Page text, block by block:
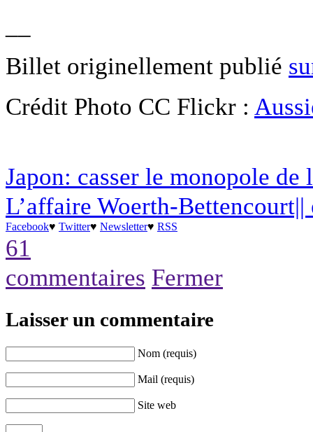
Billet originellement publié
Crédit Photo CC Flickr :
Japon: casser le monopole
L’affaire Woerth-
Facebook♥ Twitter♥ Newsletter♥ RSS
61
commentaires Fermer
Laisser un commentaire
Nom (requis)
Mail (requis)
Site web